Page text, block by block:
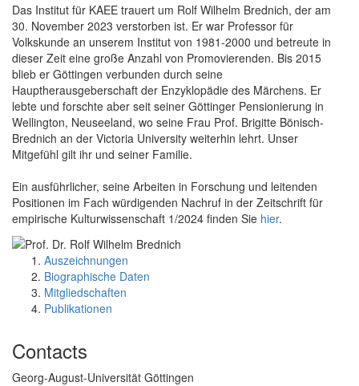
Das Institut für KAEE trauert um Rolf Wilhelm Brednich, der am
30. November 2023 verstorben ist. Er war Professor für
Volkskunde an unserem Institut von 1981-2000 und betreute in
dieser Zeit eine große Anzahl von Promovierenden. Bis 2015
blieb er Göttingen verbunden durch seine
Hauptherausgeberschaft der Enzyklopädie des Märchens. Er
lebte und forschte aber seit seiner Göttinger Pensionierung in
Wellington, Neuseeland, wo seine Frau Prof. Brigitte Bönisch-
Brednich an der Victoria University weiterhin lehrt. Unser
Mitgefühl gilt ihr und seiner Familie.
Ein ausführlicher, seine Arbeiten in Forschung und leitenden
Positionen im Fach würdigenden Nachruf in der Zeitschrift für
empirische Kulturwissenschaft 1/2024 finden Sie hier.
Auszeichnungen
Biographische Daten
Mitgliedschaften
Publikationen
Contacts
Georg-August-Universität Göttingen